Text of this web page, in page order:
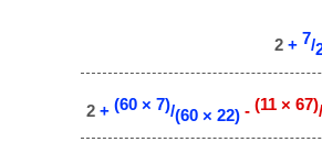
2+ 7/
2+ (60 × 7)/(60 × 22) - (11 × 67)/